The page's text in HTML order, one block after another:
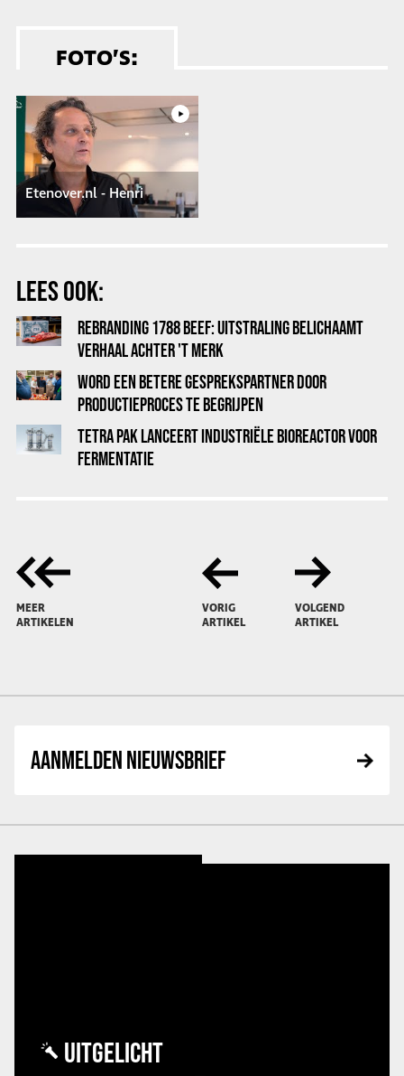
FOTO’S:
Etenover.nl - Henri
LEES OOK:
REBRANDING 1788 BEEF: UITSTRALING BELICHAAMT
VERHAAL ACHTER 'T MERK
WORD EEN BETERE GESPREKSPARTNER DOOR
PRODUCTIEPROCES TE BEGRIJPEN
TETRA PAK LANCEERT INDUSTRIËLE BIOREACTOR VOOR
FERMENTATIE
MEER
ARTIKELEN
VORIG
ARTIKEL
VOLGEND
ARTIKEL
AANMELDEN NIEUWSBRIEF
UITGELICHT